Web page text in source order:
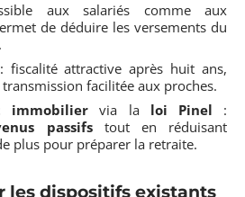
aux salariés comme aux
de déduire les versements du
attractive après huit ans,
facilitée aux proches.
immobilier via la loi Pinel :
passifstout en réduisant
plus pour préparer la retraite.
les dispositifs existants